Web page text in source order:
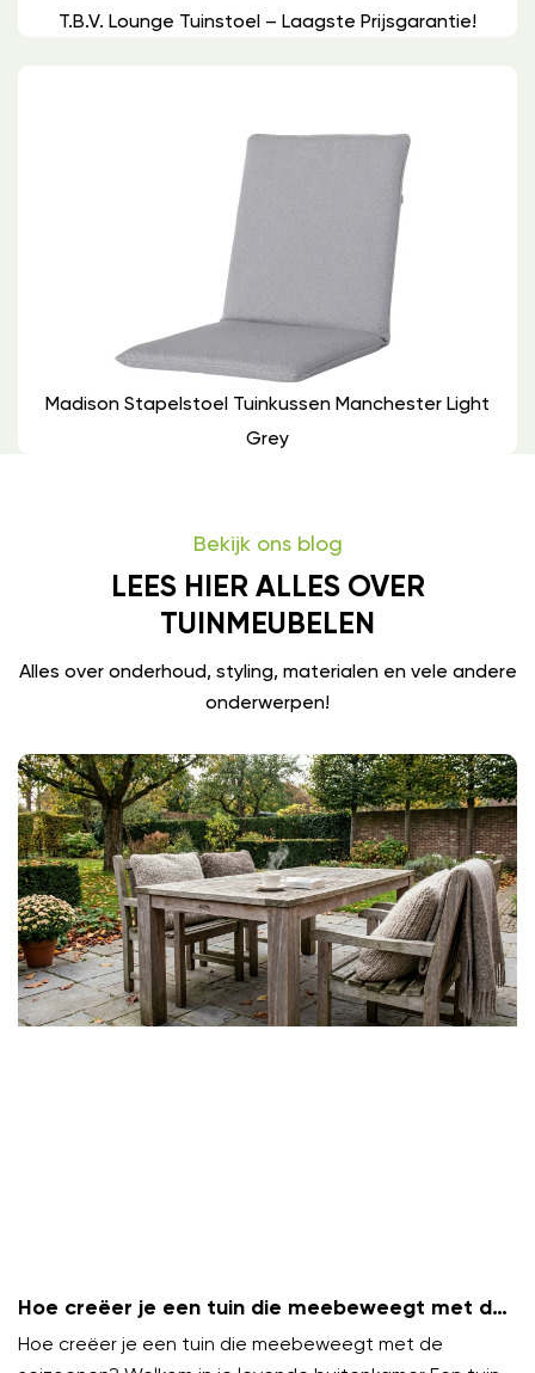
T.b.v. Lounge Tuinstoel – Laagste Prijsgarantie!
Madison Stapelstoel Tuinkussen Manchester Light
Grey
Bekijk ons blog
LEES HIER ALLES OVER
TUINMEUBELEN
Alles over onderhoud, styling, materialen en vele andere
onderwerpen!
Hoe creëer je een tuin die meebeweegt met de
seizoenen?
Hoe creëer je een tuin die meebeweegt met de